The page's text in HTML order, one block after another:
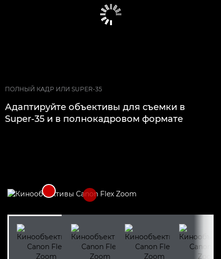
ПОЛНЫЙ КАДР ИЛИ SUPER-35
Адаптируйте объективы для съемки в
Super-35 и в полнокадровом формате